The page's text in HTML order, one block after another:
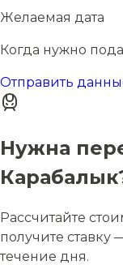
Желаемая дата
Когда нужно
Отправить
Нужна
Рассчитайте
получите ставку
течение дня.